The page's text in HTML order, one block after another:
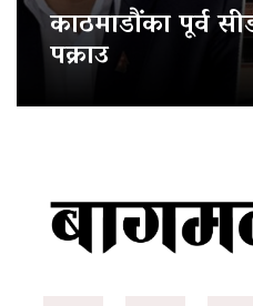
काठमाडौंका पूर्व
पक्राउ